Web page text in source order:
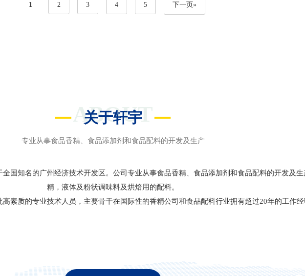
1 2 3 4 5 下一页»
ABOUT
关于轩宇
专业从事食品香精、食品添加剂和食品配料的开发及生产
国知名的广州经济技术开发区。公司专业从事食品香精、食品添加剂和食品配料的开发及
精，液体及粉状调味料及烘焙用的配料。
素质的专业技术人员，主要骨干在国际性的香精公司和食品配料行业拥有超过20年的工作经